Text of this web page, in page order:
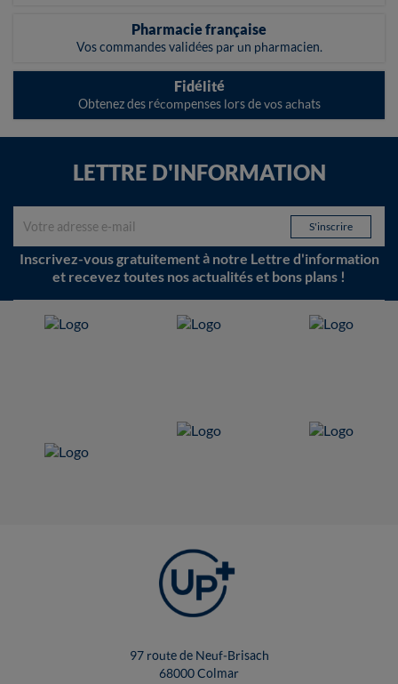
Pharmacie française
Vos commandes validées par un pharmacien.
Fidélité
Obtenez des récompenses lors de vos achats
LETTRE D'INFORMATION
Inscrivez-vous gratuitement à notre Lettre d'information
et recevez toutes nos actualités et bons plans !
97 route de Neuf-Brisach
68000 Colmar